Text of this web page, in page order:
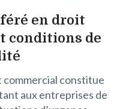
en droit
conditions de
constitue
aux entreprises de